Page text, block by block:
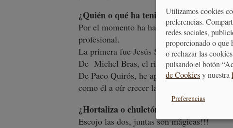
¿Quién o qué ha tenido mayor impacto
Por el momento ha habido tres personas
profesional.
La primera fue Jesús Sánchez, del cual
De Michel Bras, el rigor y el respeto
De Paco Quirós, he aprendido a mirar más
como él a oír crecer la hierba).
¿Hortaliza o chuletón?
Escojo las dos, juntas son mágicas!!!
Utilizamos cookies
preferencias.
redes sociales,
proporcionado o que
o rechazar las
pulsando el botón
de Cookiesy nuestra
Preferencias